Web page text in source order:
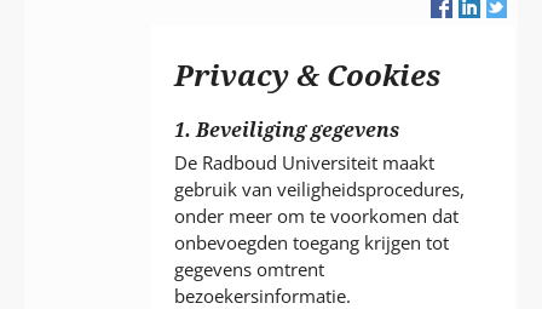
Privacy & Cookies
1. Beveiliging gegevens
De Radboud Universiteit maakt
gebruik van veiligheidsprocedures,
onder meer om te voorkomen dat
onbevoegden toegang krijgen tot
gegevens omtrent
bezoekersinformatie.